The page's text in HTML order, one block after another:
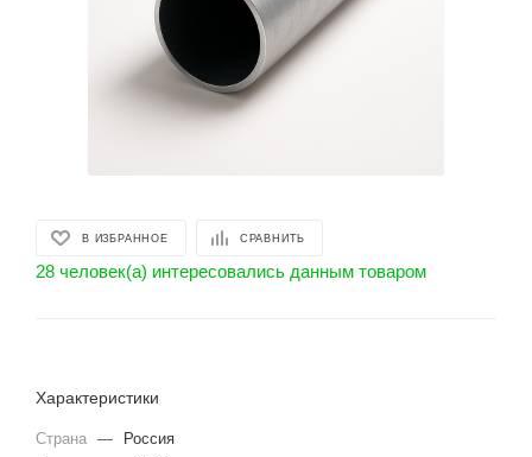
В ИЗБРАННОЕ СРАВНИТЬ
28 человек(а) интересовались данным товаром
Характеристики
Страна —
Россия